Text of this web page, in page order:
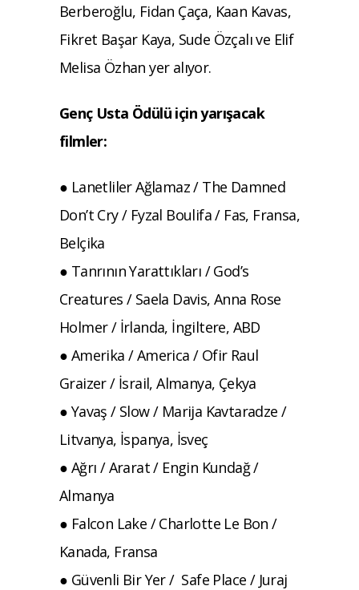
Berberoğlu, Fidan Çaça, Kaan Kavas,
Fikret Başar Kaya, Sude Özçalı ve Elif
Melisa Özhan yer alıyor.
Genç Usta Ödülü için yarışacak
filmler:
● Lanetliler Ağlamaz / The Damned
Don’t Cry / Fyzal Boulifa / Fas, Fransa,
Belçika
● Tanrının Yarattıkları / God’s
Creatures / Saela Davis, Anna Rose
Holmer / İrlanda, İngiltere, ABD
● Amerika / America / Ofir Raul
Graizer / İsrail, Almanya, Çekya
● Yavaş / Slow / Marija Kavtaradze /
Litvanya, İspanya, İsveç
● Ağrı / Ararat / Engin Kundağ /
Almanya
● Falcon Lake / Charlotte Le Bon /
Kanada, Fransa
● Güvenli Bir Yer / Safe Place / Juraj